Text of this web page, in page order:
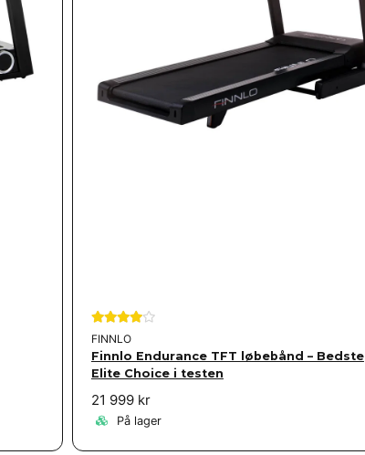
FINNLO
Finnlo Endurance TFT løbebånd – Bedste
Elite Choice i testen
21 999 kr
På lager